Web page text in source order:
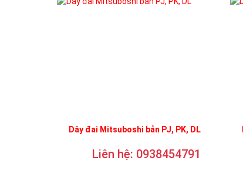
Dây đai Mitsuboshi bản PJ, PK, DL
Liên hệ: 0938454791